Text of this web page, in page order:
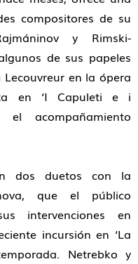
compositores de su
y Rimski-
de sus papeles
en la ópera
en ‘I Capuleti e i
acompañamiento
dos duetos con la
que el público
intervenciones en
incursión en ‘La
Netrebko y